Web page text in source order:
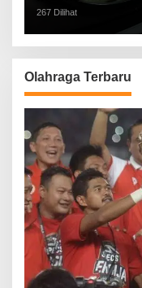
267 Dilihat
Olahraga Terbaru